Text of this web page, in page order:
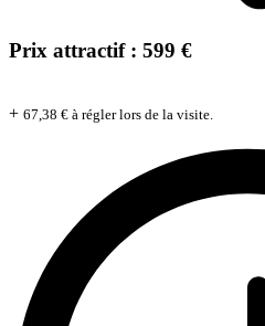
Prix attractif : 599 €
+ 67,38 € à régler lors de la visite.